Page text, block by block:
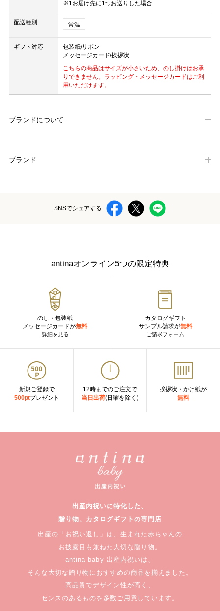
※1お届け先に1つお送りした場合
配送種別 常温
ギフト対応
包装紙/リボン
メッセージカード/挨拶状
こちらの商品はサイズが小さいため、のし掛けはお承
りできません。ラッピング・メッセージカードはご利
用いただけます。
ブランドについて
ブランド
SNSでシェアする
antinaオンライン5つの限定特典
のし・包装紙
メッセージカードが無料
詳細を見る
カタログギフト
サンプル請求が無料
ご請求フォーム
新規ご登録で
500ptプレゼント
12時までのご注文で
当日出荷(日曜を除く)
挨拶状・かけ紙が
無料
出産内祝いに特化した、
贈り物、カタログギフトの専門店
出産の「お祝い返し」は、生まれた赤ちゃんの
お披露目も兼ねた大切な贈り物。
antina baby 出産内祝いは、
そんな大切な贈り物におすすめの商品を揃えました。
高品質でデザイン性が高く、
センスのあるものを多数ご用意しています。